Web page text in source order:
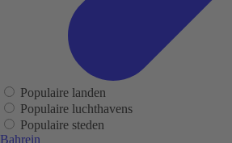
Populaire landen
Populaire luchthavens
Populaire steden
Bahrein